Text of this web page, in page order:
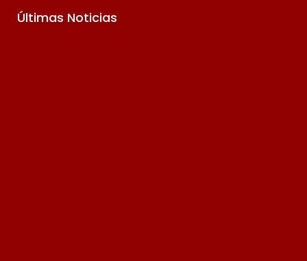
Últimas Noticias